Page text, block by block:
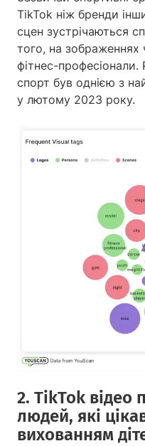
TikTok ніж бренди
сцен зустрічаються
того, на зображеннях
фітнес-
спорт був однією з
у лютому 2023 року.
2. TikTok відео
людей, які
вихованням